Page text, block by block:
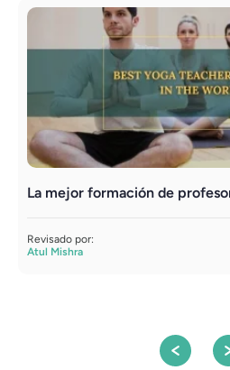
La mejor formación de
Revisado por:
Atul Mishra